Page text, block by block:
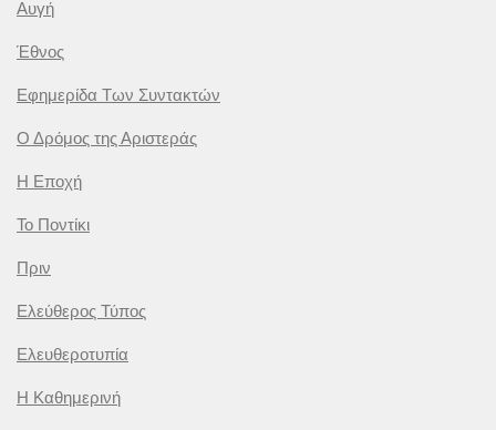
Αυγή
Έθνος
Εφημερίδα Των Συντακτών
Ο Δρόμος της Αριστεράς
Η Εποχή
Το Ποντίκι
Πριν
Ελεύθερος Τύπος
Ελευθεροτυπία
Η Καθημερινή